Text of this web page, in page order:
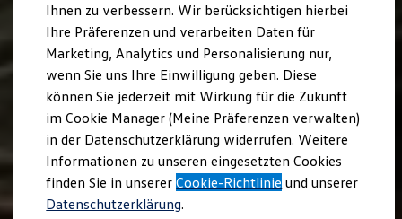
Familienautos
Kombis
Kompaktwagen
Sportwagen
Schnell verfügbare Fahrzeuge
Angebote und Produkte
Aktuelle Angebote
E-Auto-Förderung
Volkswagen Marktplatz
Die ENERGY Sondermodelle
Junge Gebrauchtwagen und Gebrauchtwagen
Volkswagen Zertifizierte Gebrauchtwagen
Elektromobilität bei Gebrauchtwagen
Ihnen zu verbessern. Wir berücksichtigen hierbei
Ihre Präferenzen und verarbeiten Daten für
Marketing, Analytics und Personalisierung nur,
wenn Sie uns Ihre Einwilligung geben. Diese
können Sie jederzeit mit Wirkung für die Zukunft
im Cookie Manager (Meine Präferenzen verwalten)
in der Datenschutzerklärung widerrufen. Weitere
Informationen zu unseren eingesetzten Cookies
finden Sie in unsererCookie-Richtlinie und unserer
Datenschutzerklärung.